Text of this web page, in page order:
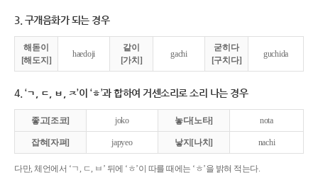
3. 구개음화가 되는 경우
해돋이
[해도지]
haedoji
같이
[가치]
gachi
굳히다
[구치다]
guchida
4. ‘ㄱ, ㄷ, ㅂ, ㅈ’이 ‘ㅎ’과 합하여 거센소리로 소리 나는 경우
좋고[조코] joko 놓다[노타] nota
잡혀[자펴] japyeo 낳지[나치] nachi
다만, 체언에서 ‘ㄱ, ㄷ, ㅂ’ 뒤에 ‘ㅎ’이 따를 때에는 ‘ㅎ’을 밝혀 적는다.